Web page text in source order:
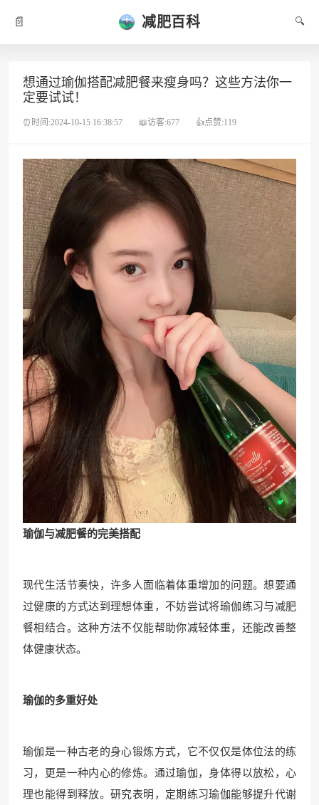
📄 减肥百科 🔍
想通过瑜伽搭配减肥餐来瘦身吗？这些方法你一
定要试试！
⏰时间:2024-10-15 16:38:57 📖访客:677 👍点赞:119
瑜伽与减肥餐的完美搭配
现代生活节奏快，许多人面临着体重增加的问题。想要通
过健康的方式达到理想体重，不妨尝试将瑜伽练习与减肥
餐相结合。这种方法不仅能帮助你减轻体重，还能改善整
体健康状态。
瑜伽的多重好处
瑜伽是一种古老的身心锻炼方式，它不仅仅是体位法的练
习，更是一种内心的修炼。通过瑜伽，身体得以放松，心
理也能得到释放。研究表明，定期练习瑜伽能够提升代谢